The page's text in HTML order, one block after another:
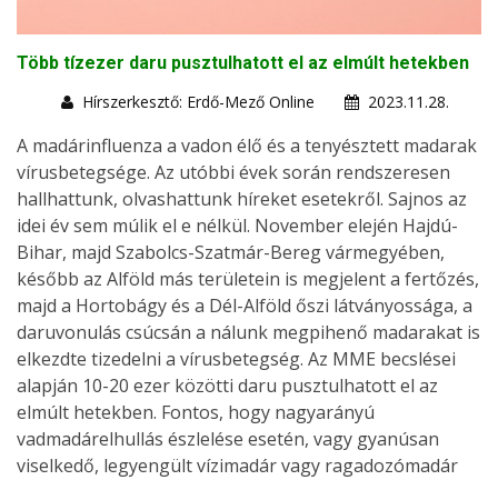
Több tízezer daru pusztulhatott el az elmúlt hetekben
Hírszerkesztő: Erdő-Mező Online
2023.11.28.
A madárinfluenza a vadon élő és a tenyésztett madarak
vírusbetegsége. Az utóbbi évek során rendszeresen
hallhattunk, olvashattunk híreket esetekről. Sajnos az
idei év sem múlik el e nélkül. November elején Hajdú-
Bihar, majd Szabolcs-Szatmár-Bereg vármegyében,
később az Alföld más területein is megjelent a fertőzés,
majd a Hortobágy és a Dél-Alföld őszi látványossága, a
daruvonulás csúcsán a nálunk megpihenő madarakat is
elkezdte tizedelni a vírusbetegség. Az MME becslései
alapján 10-20 ezer közötti daru pusztulhatott el az
elmúlt hetekben. Fontos, hogy nagyarányú
vadmadárelhullás észlelése esetén, vagy gyanúsan
viselkedő, legyengült vízimadár vagy ragadozómadár